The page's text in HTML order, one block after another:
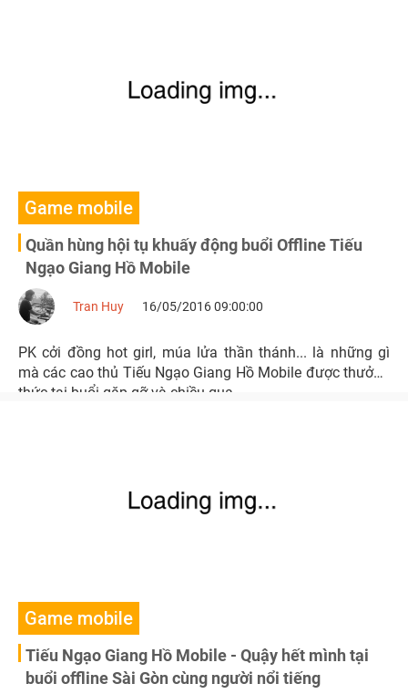
Game mobile
Quần hùng hội tụ khuấy động buổi Offline Tiếu
Ngạo Giang Hồ Mobile
Tran Huy 16/05/2016 09:00:00
PK cởi đồng hot girl, múa lửa thần thánh... là những gì
mà các cao thủ Tiếu Ngạo Giang Hồ Mobile được thưởng
thức tại buổi gặp gỡ và chiều qua.
Game mobile
Tiếu Ngạo Giang Hồ Mobile - Quậy hết mình tại
buổi offline Sài Gòn cùng người nổi tiếng